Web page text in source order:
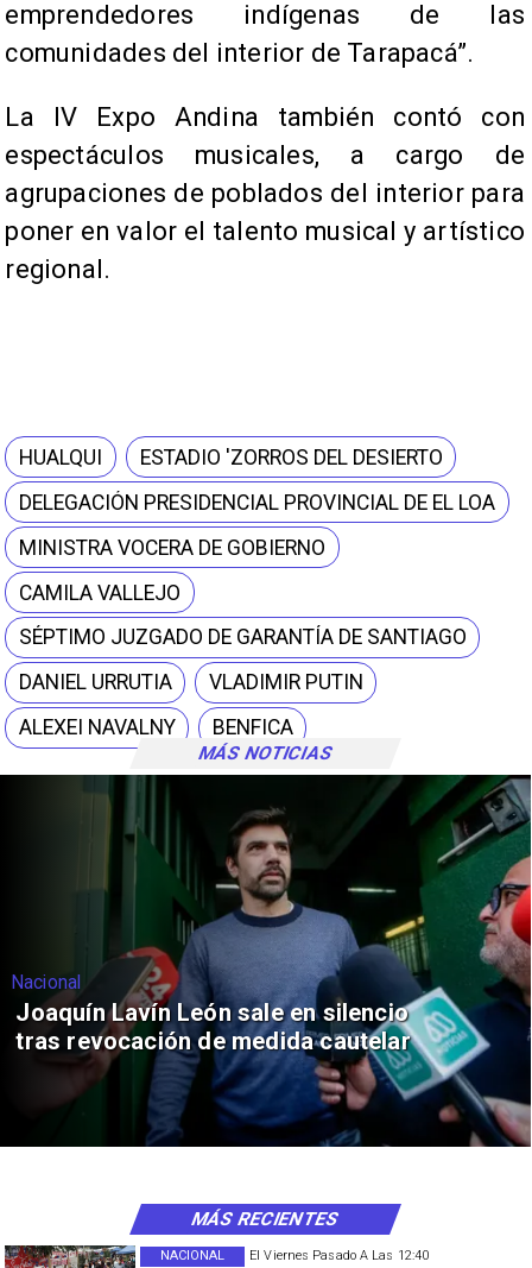
MÁS NOTICIAS
emprendedores indígenas de las
comunidades del interior de Tarapacá”.
La IV Expo Andina también contó con
espectáculos musicales, a cargo de
agrupaciones de poblados del interior para
poner en valor el talento musical y artístico
regional.
HUALQUI
ESTADIO 'ZORROS DEL DESIERTO
DELEGACIÓN PRESIDENCIAL PROVINCIAL DE EL LOA
MINISTRA VOCERA DE GOBIERNO
CAMILA VALLEJO
SÉPTIMO JUZGADO DE GARANTÍA DE SANTIAGO
DANIEL URRUTIA
VLADIMIR PUTIN
ALEXEI NAVALNY
BENFICA
Nacional
Joaquín Lavín León sale en silencio
tras revocación de medida cautelar
El Viernes Pasado A Las 12:40
NACIONAL
MÁS RECIENTES